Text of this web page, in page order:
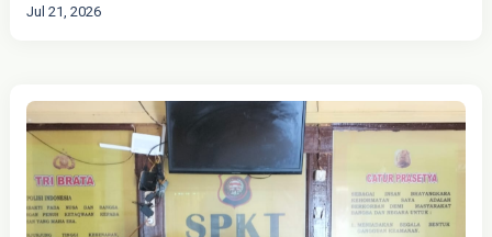
Jul 21, 2026